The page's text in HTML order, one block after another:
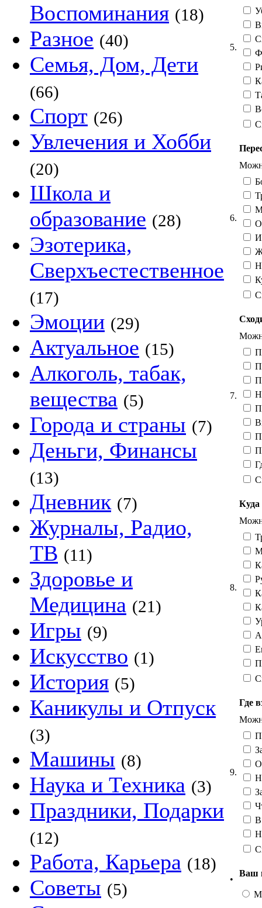
Воспоминания (18)
Разное (40)
Семья, Дом, Дети
(66)
Спорт (26)
Увлечения и Хобби
(20)
Школа и
образование (28)
Эзотерика,
Сверхъестественное
(17)
Эмоции (29)
Актуальное (15)
Алкоголь, табак,
вещества (5)
Города и страны (7)
Деньги, Финансы
(13)
Дневник (7)
Журналы, Радио,
ТВ (11)
Здоровье и
Медицина (21)
Игры (9)
Искусство (1)
История (5)
Каникулы и Отпуск
(3)
Машины (8)
Наука и Техника (3)
Праздники, Подарки
(12)
Работа, Карьера (18)
Советы (5)
5.
6.
7.
8.
Куда
9.
Где
В
•
Ваш